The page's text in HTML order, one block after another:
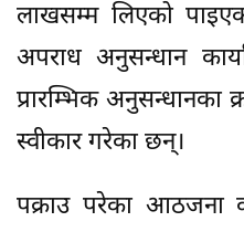
लाखसम्म लिएको
अपराध अनुसन्धान
प्रारम्भिक अनुसन्धानका
स्वीकार गरेका छन्।
पक्राउ परेका आठजना